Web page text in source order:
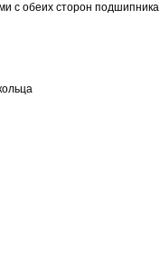
с обеих сторон подшипника